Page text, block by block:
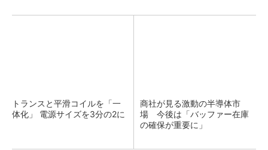
トランスと平滑コイルを「一
体化」 電源サイズを3分の2に
商社が見る激動の半導体市
場 今後は「バッファー在庫
の確保が重要に」